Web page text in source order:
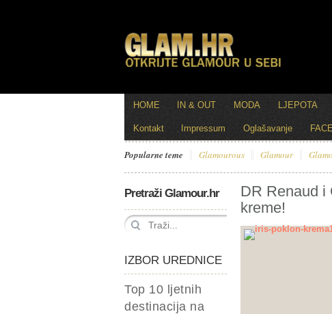
HOME IN & OUT MODA LJEPOTA
Kontakt Impressum Oglašavanje
Popularne teme Glamourous Glamour
Pretraži Glamour.hr
IZBOR UREDNICE
Top 10 ljetnih
destinacija na
DR Renaud i
kreme!